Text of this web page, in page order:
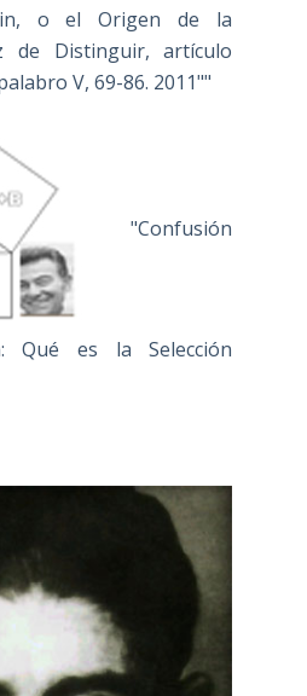
o el Origen de la
de Distinguir, artículo
V, 69-86. 2011""
"Confusión
Qué es la Selección